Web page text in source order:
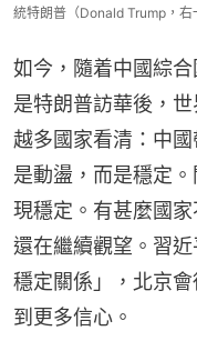
統特朗普（Donald Trump，右
如今，隨着中國綜
是特朗普訪華後，
越多國家看清：中
是動盪，而是穩定
現穩定。有甚麼國
還在繼續觀望。習
穩定關係」，北京
到更多信心。